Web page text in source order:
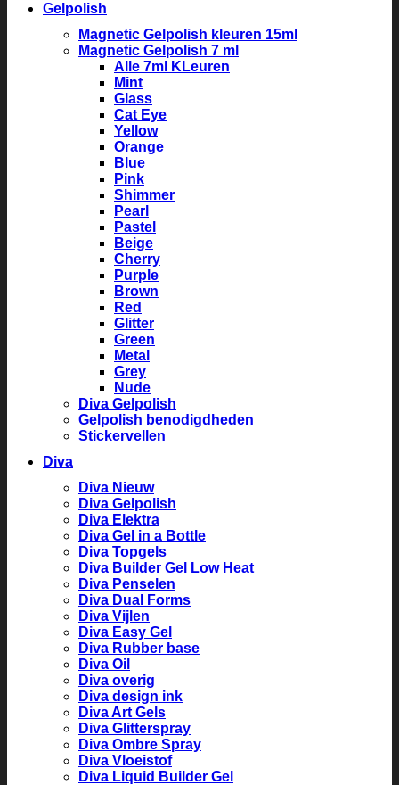
Gelpolish
Magnetic Gelpolish kleuren 15ml
Magnetic Gelpolish 7 ml
Alle 7ml KLeuren
Mint
Glass
Cat Eye
Yellow
Orange
Blue
Pink
Shimmer
Pearl
Pastel
Beige
Cherry
Purple
Brown
Red
Glitter
Green
Metal
Grey
Nude
Diva Gelpolish
Gelpolish benodigdheden
Stickervellen
Diva
Diva Nieuw
Diva Gelpolish
Diva Elektra
Diva Gel in a Bottle
Diva Topgels
Diva Builder Gel Low Heat
Diva Penselen
Diva Dual Forms
Diva Vijlen
Diva Easy Gel
Diva Rubber base
Diva Oil
Diva overig
Diva design ink
Diva Art Gels
Diva Glitterspray
Diva Ombre Spray
Diva Vloeistof
Diva Liquid Builder Gel